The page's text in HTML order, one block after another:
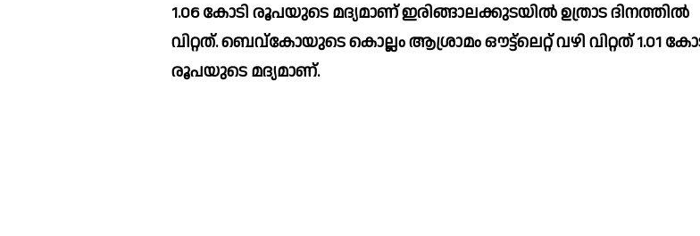
1.06 കോടി രൂപയുടെ മദ്യമാണ് ഇരിങ്ങാലക്കുടയില്‍ ഉത്രാട ദിനത്തില്‍
വിറ്റത്. ബെവ്‌കോയുടെ കൊല്ലം ആശ്രാമം ഔട്ട്‌ലെറ്റ് വഴി വിറ്റത് 1.01 കോടി
രൂപയുടെ മദ്യമാണ്.